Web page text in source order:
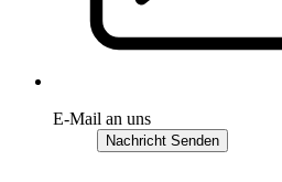
E-Mail an uns
Nachricht Senden